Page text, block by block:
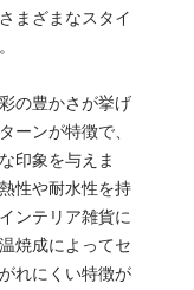
まざまなスタイ
の豊かさが挙げ
ーンが特徴で、
印象を与えま
性や耐水性を持
ンテリア雑貨に
焼成によってセ
れにくい特徴が